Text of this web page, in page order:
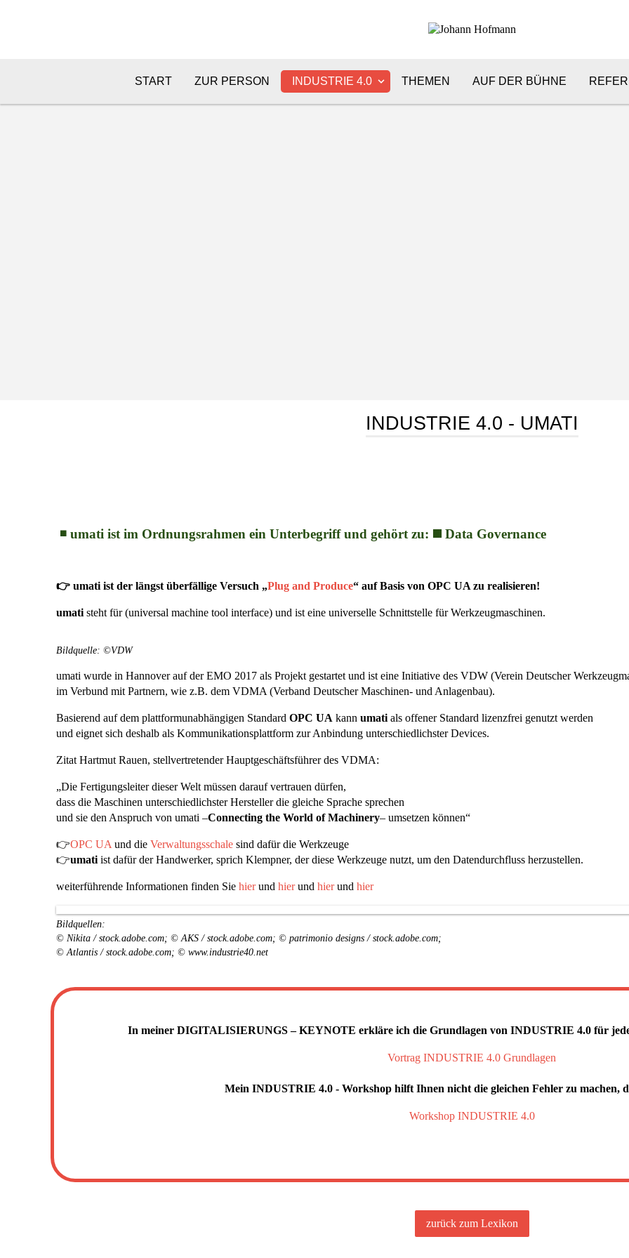
START ZUR PERSON INDUSTRIE 4.0 THEMEN AUF DER BÜHNE
INDUSTRIE 4.0 - UMATI
◾ umati ist im Ordnungsrahmen ein Unterbegriff und gehört zu: ◼️ Data Governance
👉 umati ist der längst überfällige Versuch „Plug and Produce“ auf Basis von OPC UA zu realisieren!
umati steht für (universal machine tool interface) und ist eine universelle Schnittstelle für Werkzeugmaschinen.
Bildquelle: ©VDW
umati wurde in Hannover auf der EMO 2017 als Projekt gestartet und ist eine Initiative des VDW (Verein Deutscher
im Verbund mit Partnern, wie z.B. dem VDMA (Verband Deutscher Maschinen- und Anlagenbau).
Basierend auf dem plattformunabhängigen Standard OPC UA kann umati als offener Standard lizenzfrei genutzt werden
und eignet sich deshalb als Kommunikationsplattform zur Anbindung unterschiedlichster Devices.
Zitat Hartmut Rauen, stellvertretender Hauptgeschäftsführer des VDMA:
„Die Fertigungsleiter dieser Welt müssen darauf vertrauen dürfen,
dass die Maschinen unterschiedlichster Hersteller die gleiche Sprache sprechen
und sie den Anspruch von umati –Connecting the World of Machinery– umsetzen können“
👉OPC UA und die Verwaltungsschale sind dafür die Werkzeuge
👉umati ist dafür der Handwerker, sprich Klempner, der diese Werkzeuge nutzt, um den Datendurchfluss herzustellen.
weiterführende Informationen finden Sie hierund hierund hierund hier
Bildquellen:
© Nikita / stock.adobe.com; © AKS / stock.adobe.com; © patrimonio designs / stock.adobe.com;
© Atlantis / stock.adobe.com; © www.industrie40.net
In meiner DIGITALISIERUNGS – KEYNOTE erkläre ich die Grundlagen von INDUSTRIE 4.0 für
Vortrag INDUSTRIE 4.0 Grundlagen
Mein INDUSTRIE 4.0 - Workshop hilft Ihnen nicht die gleichen Fehler zu machen,
Workshop INDUSTRIE 4.0
zurück zum Lexikon